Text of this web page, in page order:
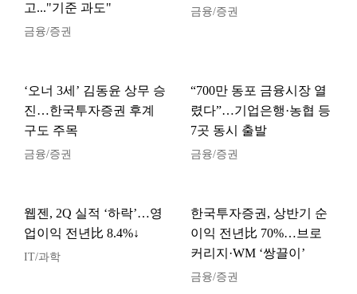
고..."기준 과도"
금융/증권
금융/증권
‘오너 3세’ 김동윤 상무 승
진…한국투자증권 후계
구도 주목
금융/증권
“700만 동포 금융시장 열
렸다”…기업은행·농협 등
7곳 동시 출발
금융/증권
웹젠, 2Q 실적 ‘하락’…영
업이익 전년比 8.4%↓
IT/과학
한국투자증권, 상반기 순
이익 전년比 70%…브로
커리지·WM ‘쌍끌이’
금융/증권